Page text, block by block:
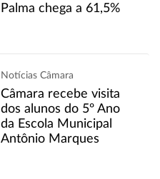
Palma chega a 61,5%
Notícias Câmara
Câmara recebe visita
dos alunos do 5º Ano
da Escola Municipal
Antônio Marques